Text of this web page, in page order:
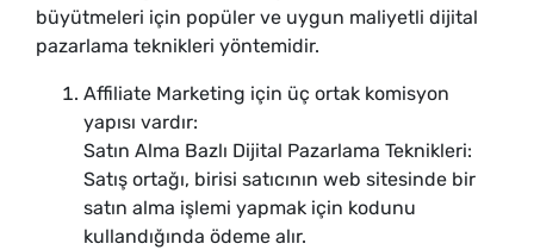
büyütmeleri için popüler ve uygun maliyetli dijital
pazarlama teknikleri yöntemidir.
Affiliate Marketing için üç ortak komisyon
yapısı vardır:
Satın Alma Bazlı Dijital Pazarlama Teknikleri:
Satış ortağı, birisi satıcının web sitesinde bir
satın alma işlemi yapmak için kodunu
kullandığında ödeme alır.